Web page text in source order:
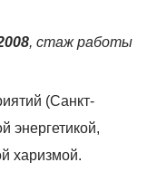
, стаж работы
(Санкт-
энергетикой,
харизмой.